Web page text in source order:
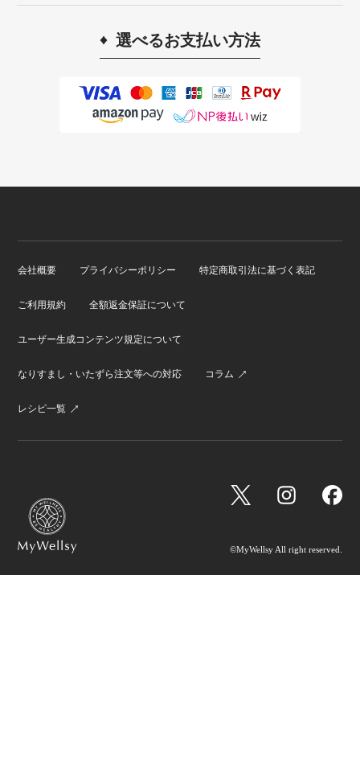
選べるお支払い方法
会社概要 プライバシーポリシー 特定商取引法に基づく表記
ご利用規約 全額返金保証について
ユーザー生成コンテンツ規定について
なりすまし・いたずら注文等への対応 コラム
レシピ一覧
©MyWellsy All right reserved.